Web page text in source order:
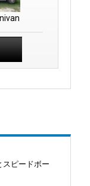
ピードボー